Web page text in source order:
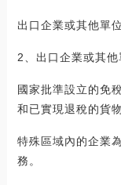
出口企業或其他單
2、出口企業或其他
國家批準設立的免
和已實現退稅的貨物
特殊區域內的企業
務。